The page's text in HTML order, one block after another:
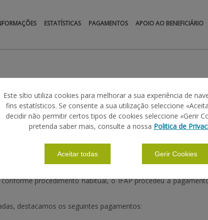
ESTATÍSTICAS PAGAMENTOS APOIO AO BENEFICIÁRIO
2014
procedimento habitual, o IFAP procedeu a
destacamos os seguintes pagamentos:
Este sítio utiliza cookies para melhorar a sua experiência de
fins estatísticos. Se consente a sua utilização seleccione
decidir não permitir certos tipos de cookies seleccione «Gerir
pretenda saber mais, consulte a nossa Politica de
Aceitar todas Gerir Cookies